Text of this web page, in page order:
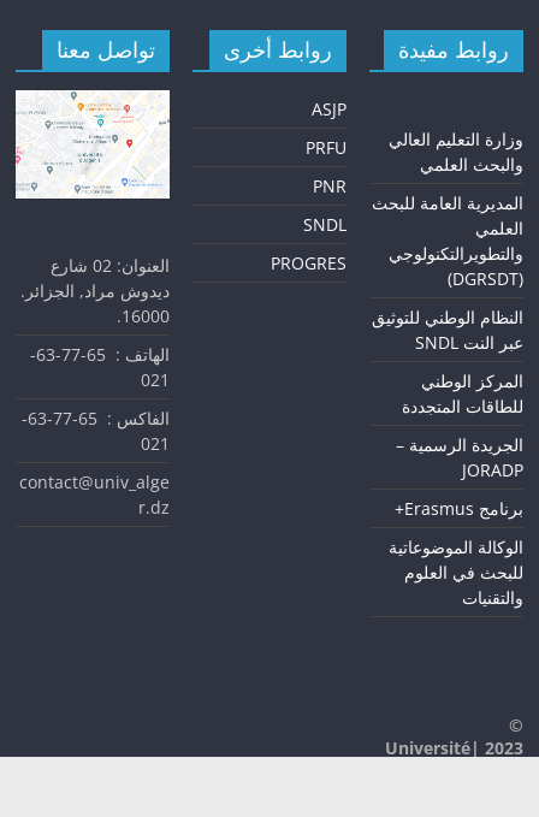
روابط مفيدة
وزارة التعليم العالي
والبحث العلمي
المديرية العامة للبحث
العلمي
والتطويرالتكنولوجي
(DGRSDT)
النظام الوطني للتوثيق
عبر النت SNDL
المركز الوطني
للطاقات المتجددة
الجريدة الرسمية –
JORADP
برنامج Erasmus+
الوكالة الموضوعاتية
للبحث في العلوم
والتقنيات
©
2023 |Université
روابط أخرى
ASJP
PRFU
PNR
SNDL
PROGRES
تواصل معنا
العنوان: 02 شارع
ديدوش مراد, الجزائر.
16000.
الهاتف : 65-77-63-
021
الفاكس : 65-77-63-
021
contact@univ_alge
r.dz